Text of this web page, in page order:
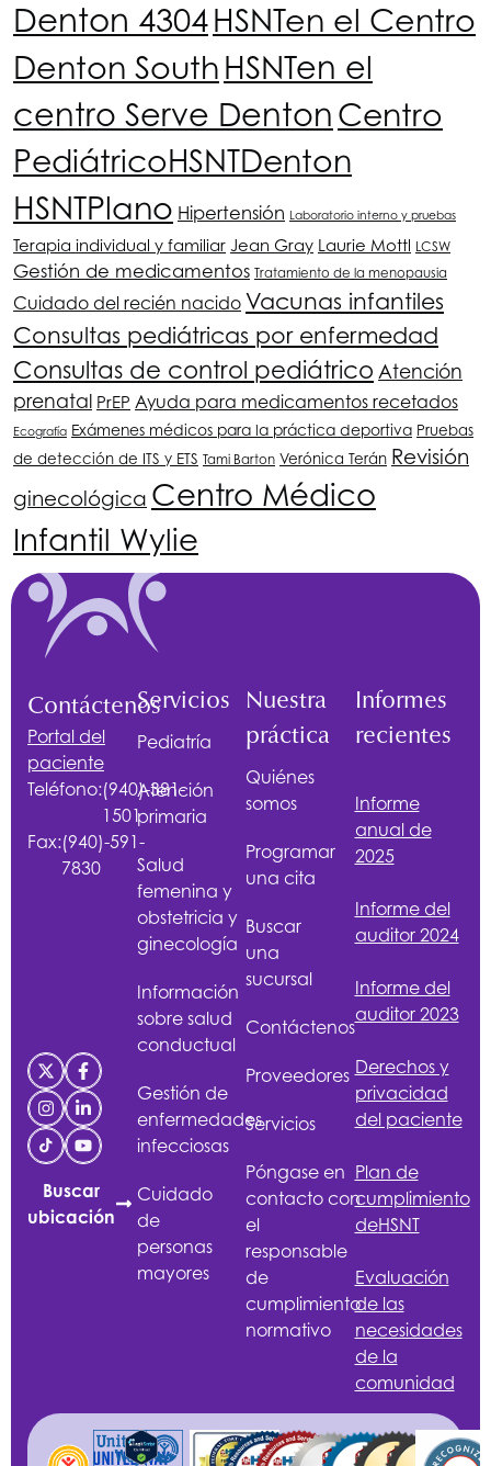
Denton 4304HSNTen el Centro
Denton South HSNTen el
centro Serve Denton Centro
PediátricoHSNTDenton
HSNTPlano Hipertensión Laboratorio interno y pruebas
Terapia individual y familiar Jean Gray Laurie Mottl LCSW
Gestión de medicamentos Tratamiento de la menopausia
Cuidado del recién nacido Vacunas infantiles
Consultas pediátricas por enfermedad
Consultas de control pediátrico Atención
prenatal PrEP Ayuda para medicamentos recetados
Ecografía Exámenes médicos para la práctica deportiva Pruebas
de detección de ITS y ETS Tami Barton Verónica Terán Revisión
ginecológica Centro Médico
Infantil Wylie
Contáctenos
Portal del
paciente
Teléfono:(940)-381-
1501
Fax:(940)-591-
7830
Buscar
ubicación
Servicios
Pediatría
Atención
primaria
Salud
femenina y
obstetricia y
ginecología
Información
sobre salud
conductual
Gestión de
enfermedades
infecciosas
Cuidado
de
personas
mayores
Nuestra
práctica
Quiénes
somos
Programar
una cita
Buscar
una
sucursal
Contáctenos
Proveedores
Servicios
Póngase en
contacto con
el
responsable
de
cumplimiento
normativo
Informes
recientes
Informe
anual de
2025
Informe del
auditor 2024
Informe del
auditor 2023
Derechos y
privacidad
del paciente
Plan de
cumplimiento
deHSNT
Evaluación
de las
necesidades
de la
comunidad